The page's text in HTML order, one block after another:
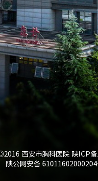
西安市胸科医院 陕ICP
陕公网安备